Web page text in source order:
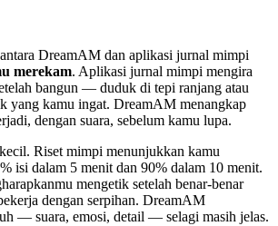
antara DreamAM dan aplikasi jurnal mimpi
merekam. Aplikasi jurnal mimpi mengira
bangun — duduk di tepi ranjang atau
yang kamu ingat. DreamAM menangkap
dengan suara, sebelum kamu lupa.
Riset mimpi menunjukkan kamu
isi dalam 5 menit dan 90% dalam 10 menit.
mengetik setelah benar-benar
dengan serpihan. DreamAM
— suara, emosi, detail — selagi masih jelas.